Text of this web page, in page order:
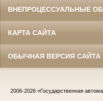
ВНЕПРОЦЕССУАЛЬНЫЕ
КАРТА САЙТА
ОБЫЧНАЯ ВЕРСИЯ САЙТА
2006-2026 «Государственная